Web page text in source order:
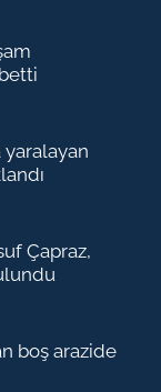
yaralayan
Çapraz,
boş arazide